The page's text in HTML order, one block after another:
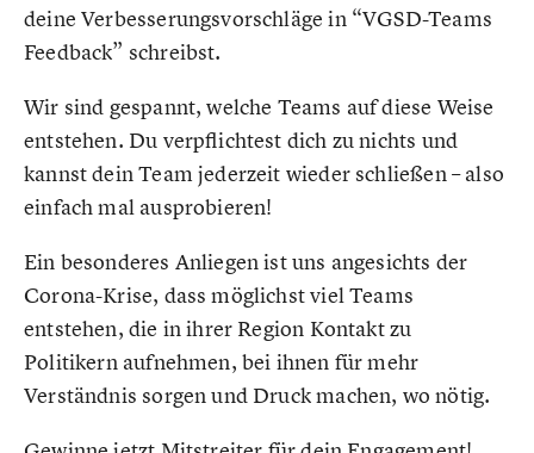
deine Verbesserungsvorschläge in “VGSD-Teams
Feedback” schreibst.
Wir sind gespannt, welche Teams auf diese Weise
entstehen. Du verpflichtest dich zu nichts und
kannst dein Team jederzeit wieder schließen – also
einfach mal ausprobieren!
Ein besonderes Anliegen ist uns angesichts der
Corona-Krise, dass möglichst viel Teams
entstehen, die in ihrer Region Kontakt zu
Politikern aufnehmen, bei ihnen für mehr
Verständnis sorgen und Druck machen, wo nötig.